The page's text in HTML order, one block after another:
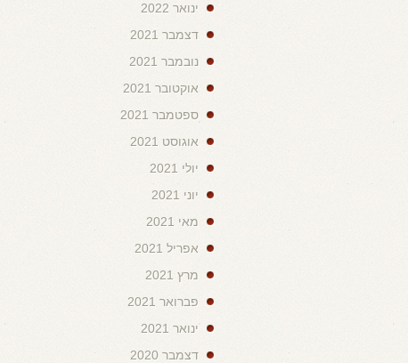
ינואר 2022
דצמבר 2021
נובמבר 2021
אוקטובר 2021
ספטמבר 2021
אוגוסט 2021
יולי 2021
יוני 2021
מאי 2021
אפריל 2021
מרץ 2021
פברואר 2021
ינואר 2021
דצמבר 2020